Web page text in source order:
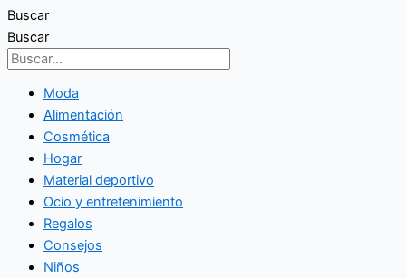
Buscar
Buscar
Moda
Alimentación
Cosmética
Hogar
Material deportivo
Ocio y entretenimiento
Regalos
Consejos
Niños